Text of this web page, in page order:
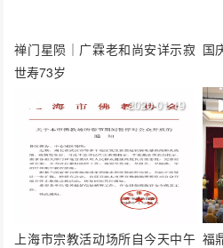
禅门星陨｜广霖老和尚安详示寂
世寿73岁
国
上海市宗教活动场所自今天中午
2020-01-19
福